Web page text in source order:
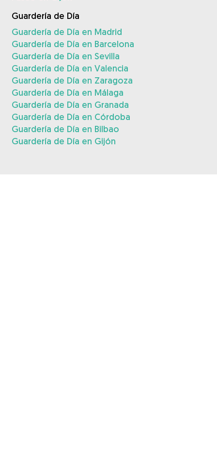
Guardería de Día
Guardería de Día en Madrid
Guardería de Día en Barcelona
Guardería de Día en Sevilla
Guardería de Día en Valencia
Guardería de Día en Zaragoza
Guardería de Día en Málaga
Guardería de Día en Granada
Guardería de Día en Córdoba
Guardería de Día en Bilbao
Guardería de Día en Gijón